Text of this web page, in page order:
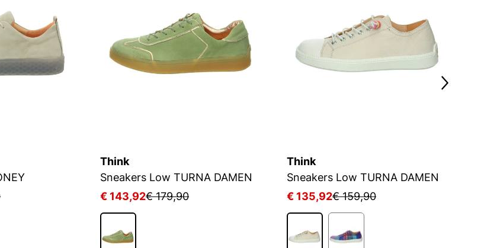
Think
Sneakers Low TURNA DAMEN
€ 143,92€ 179,90
Think
Sneakers Low TURNA DAMEN
€ 135,92€ 159,90